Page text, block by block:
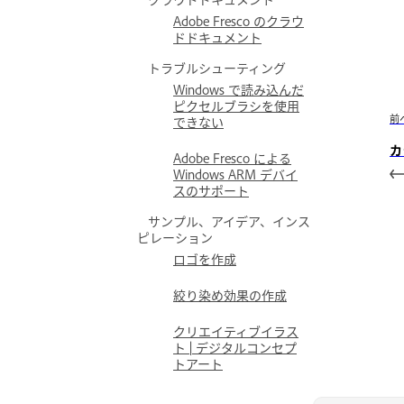
Adobe Fresco のクラウ
ドドキュメント
トラブルシューティング
Windows で読み込んだ
ピクセルブラシを使用
できない
Adobe Fresco による
Windows ARM デバイ
スのサポート
サンプル、アイデア、インス
ピレーション
ロゴを作成
絞り染め効果の作成
クリエイティブイラス
ト | デジタルコンセプ
トアート
前